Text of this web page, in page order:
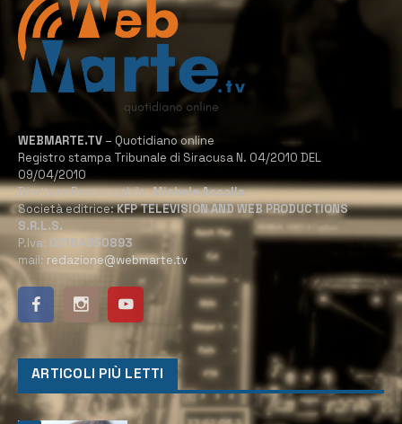
WEBMARTE.TV – Quotidiano online
Registro stampa Tribunale di Siracusa N. 04/2010 DEL
09/04/2010
Direttore Responsabile:Michele Accolla
Società editrice:KFP TELEVISION AND WEB PRODUCTIONS
S.R.L.S.
P.Iva: 02184950893
mail: redazione@webmarte.tv
ARTICOLI PIÙ LETTI